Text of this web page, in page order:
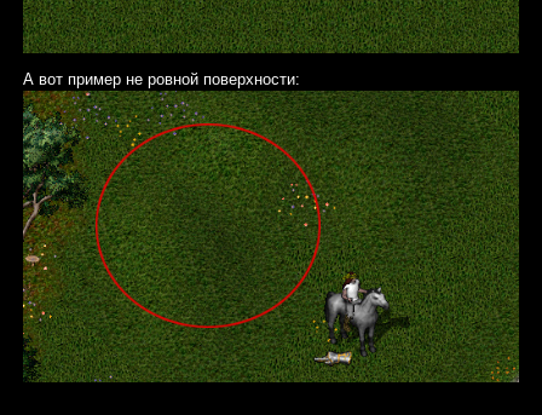
А вот пример не ровной поверхности: